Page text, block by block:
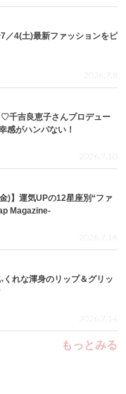
／4(土)最新ファッションをピ
2026.7.8
千吉良恵子さんプロデュー
感がハンパない！
2026.7.10
)】運気UPの12星座別“ファ
Magazine-
2026.7.16
れな渾身のリップ＆グリッ
2026.7.14
もっとみる